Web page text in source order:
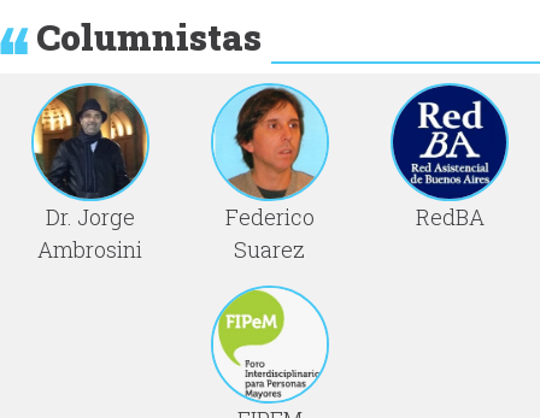
Columnistas
Dr. Jorge
Ambrosini
Federico
Suarez
RedBA